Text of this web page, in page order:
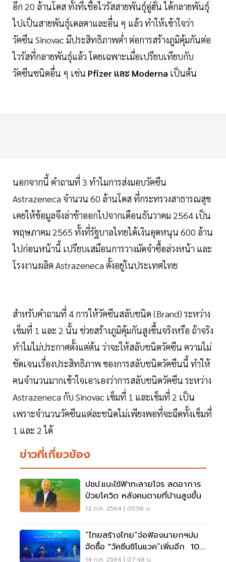
อีก 20 ล้านโดส ทั้งที่เชื้อไวรัสสายพันธุ์อู่ฮั่น ได้กลายพันธุ์
ไปเป็นสายพันธุ์เดลตาและอื่น ๆ แล้ว ทำให้เข้าใจว่า
วัคซีน Sinovac มีประสิทธิภาพต่ำ ต่อการสร้างภูมิคุ้มกันต่อ
ไวรัสที่กลายพันธุ์แล้ว โดยเฉพาะเมื่อเปรียบเทียบกับ
วัคซีนชนิดอื่น ๆ เช่น Pfizer และ Moderna เป็นต้น
นอกจากนี้ คำถามที่ 3 ทำไมการส่งมอบวัคซีน
Astrazeneca จำนวน 60 ล้านโดส ที่กระทรวงสาธารณสุข
เคยให้ข้อมูลจึงล่าช้าออกไปจากเดือนธันวาคม 2564 เป็น
พฤษภาคม 2565 ทั้งที่รัฐบาลไทยได้เงินอุดหนุน 600 ล้าน
ไปก่อนหน้านี้ เปรียบเสมือนการวางมัดจำซื้อล่วงหน้า และ
โรงงานผลิต Astrazeneca ตั้งอยู่ในประเทศไทย
สำหรับคำถามที่ 4 การให้วัคซีนสลับชนิด (Brand) ระหว่าง
เข็มที่ 1 และ 2 นั้น ช่วยสร้างภูมิคุ้มกันสูงขึ้นจริงหรือ ถ้าจริง
ทำไมไม่ประกาศตั้งแต่ต้น ว่าจะให้สลับชนิดวัคซีน ความไม่
ชัดเจนเรื่องประสิทธิภาพ ของการสลับชนิดวัคซีนนี้ ทำให้
คนจำนวนมากเข้าใจเอาเองว่าการสลับชนิดวัคซีน ระหว่าง
Astrazeneca กับ Sinovac เข็มที่ 1 และเข็มที่ 2 เป็น
เพราะจำนวนวัคซีนแต่ละชนิดไม่เพียงพอที่จะฉีดทั้งเข็มที่
1 และ 2 ได้
ข่าวที่เกี่ยวข้อง
ปชป.แนะใช้ฟ้าทะลายโจร ลดอาการ
ป่วยโควิด หลังคนตายที่บ้านสูงขึ้น
12 ก.ค. 2564 | 05:58 น.
“ไทยสร้างไทย”จ่อฟ้องนายกฯปม
จัดซื้อ "วัคซีนซิโนแวค”เพิ่มอีก 10.9
ล้านโดส
14 ก.ค. 2564 | 07:48 น.